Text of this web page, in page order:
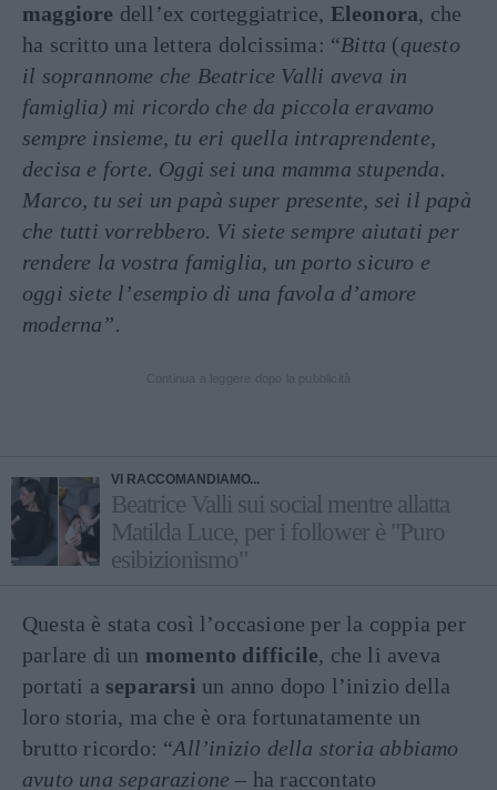
maggiore dell’ex corteggiatrice, Eleonora, che
ha scritto una lettera dolcissima: “Bitta (questo
il soprannome che Beatrice Valli aveva in
famiglia) mi ricordo che da piccola eravamo
sempre insieme, tu eri quella intraprendente,
decisa e forte. Oggi sei una mamma stupenda.
Marco, tu sei un papà super presente, sei il papà
che tutti vorrebbero. Vi siete sempre aiutati per
rendere la vostra famiglia, un porto sicuro e
oggi siete l’esempio di una favola d’amore
moderna”.
VI RACCOMANDIAMO...
Beatrice Valli sui social mentre allatta
Matilda Luce, per i follower è "Puro
esibizionismo"
Questa è stata così l’occasione per la coppia per
parlare di un momento difficile, che li aveva
portati a separarsi un anno dopo l’inizio della
loro storia, ma che è ora fortunatamente un
brutto ricordo: “All’inizio della storia abbiamo
avuto una separazione – ha raccontato